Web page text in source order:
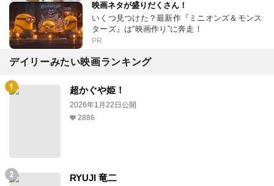
映画ネタが盛りだくさん！
いくつ見つけた？最新作『ミニオンズ＆モンス
ターズ』は“映画作り”に奔走！
PR
デイリーみたい映画ランキング
超かぐや姫！
2026年1月22日公開
2886
RYUJI 竜二